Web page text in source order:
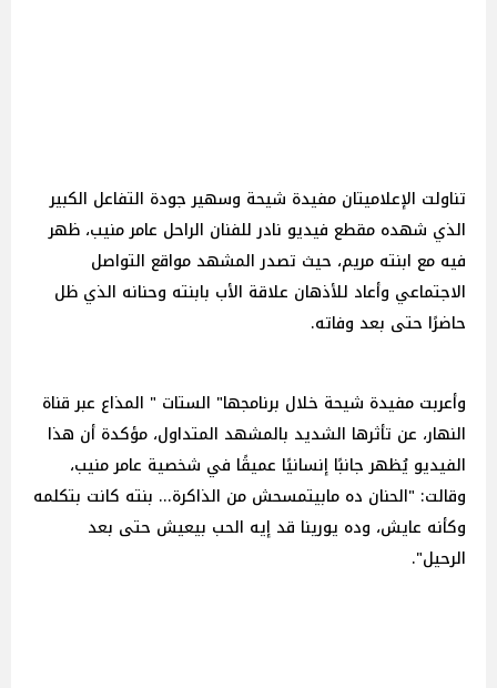
تناولت الإعلاميتان مفيدة شيحة وسهير جودة التفاعل الكبير
الذي شهده مقطع فيديو نادر للفنان الراحل عامر منيب، ظهر
فيه مع ابنته مريم، حيث تصدر المشهد مواقع التواصل
الاجتماعي وأعاد للأذهان علاقة الأب بابنته وحنانه الذي ظل
حاضرًا حتى بعد وفاته.
وأعربت مفيدة شيحة خلال برنامجها" الستات " المذاع عبر قناة
النهار، عن تأثرها الشديد بالمشهد المتداول، مؤكدة أن هذا
الفيديو يُظهر جانبًا إنسانيًا عميقًا في شخصية عامر منيب،
وقالت: "الحنان ده مابيتمسحش من الذاكرة... بنته كانت بتكلمه
وكأنه عايش، وده يورينا قد إيه الحب بيعيش حتى بعد
الرحيل".